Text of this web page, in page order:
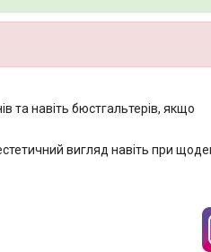
та навіть бюстгальтерів, якщо
вигляд навіть при